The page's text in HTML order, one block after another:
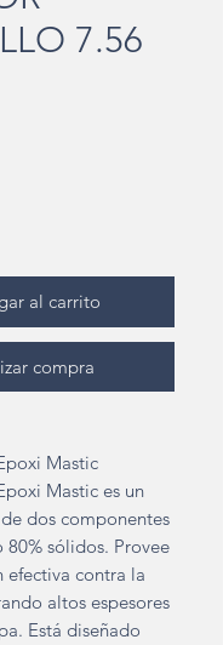
7.56
al carrito
compra
Mastic
Mastic es un
dos componentes
sólidos. Provee
efectiva contra la
altos espesores
Está diseñado